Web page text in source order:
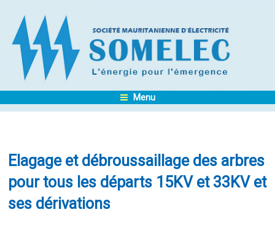
Menu
Elagage et débroussaillage des arbres
pour tous les départs 15KV et 33KV et
ses dérivations